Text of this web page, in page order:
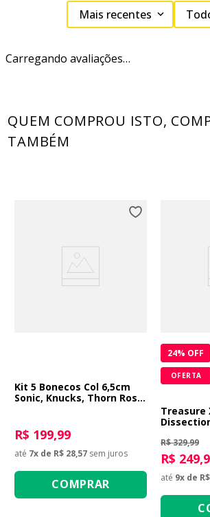
Mais recentes
Carregando avaliações…
QUEM COMPROU ISTO,
TAMBÉM
Kit 5 Bonecos Col 6,5cm
Sonic, Knucks, Thorn Rose
R$ 199,99
até 7x de R$ 28,57 sem juros
COMPRAR
24% OFF
OFERTA
Treasure
R$ 329,99
R$
até 9x de